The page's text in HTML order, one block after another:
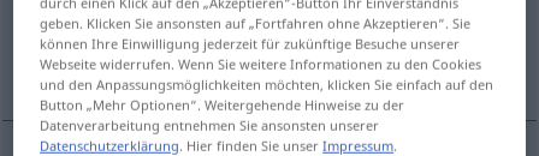
(Für mehr Details die Übersetzung anklicken/antippen)
nicht engagiert
geben. Klicken Sie ansonsten auf „Fortfahren ohne Akzeptieren“. Sie
können Ihre Einwilligung jederzeit für zukünftige Besuche unserer
Webseite widerrufen. Wenn Sie weitere Informationen zu den Cookies
und den Anpassungsmöglichkeiten möchten, klicken Sie einfach auf den
Button „Mehr Optionen“. Weitergehende Hinweise zu der
Datenverarbeitung entnehmen Sie ansonsten unserer
Datenschutzerklärung. Hier finden Sie unserImpressum.